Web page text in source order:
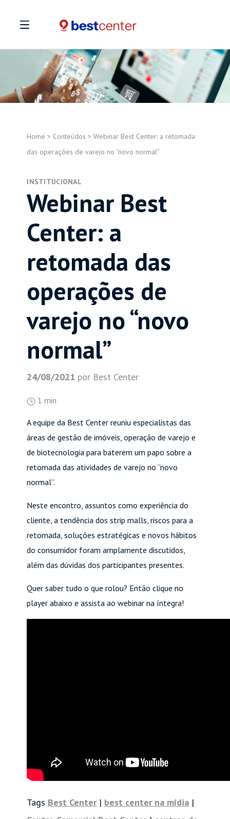
Home > Conteúdos >Webinar Best Center: a retomada
das operações de varejo no “novo normal”
INSTITUCIONAL
Webinar Best
Center: a
retomada das
operações de
varejo no “novo
normal”
24/08/2021 por Best Center
1 min
A equipe da Best Center reuniu especialistas das
áreas de gestão de imóveis, operação de varejo e
de biotecnologia para baterem um papo sobre a
retomada das atividades de varejo no “novo
normal”.
Neste encontro, assuntos como experiência do
cliente, a tendência dos strip malls, riscos para a
retomada, soluções estratégicas e novos hábitos
do consumidor foram amplamente discutidos,
além das dúvidas dos participantes presentes.
Quer saber tudo o que rolou? Então clique no
player abaixo e assista ao webinar na íntegra!
Tags Best Center| best center na mídia |